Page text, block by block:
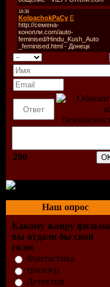
200
Наш опрос
Какому жанру фильма
вы отдали бы свой
голос
Фантастика
триллер
Детектив